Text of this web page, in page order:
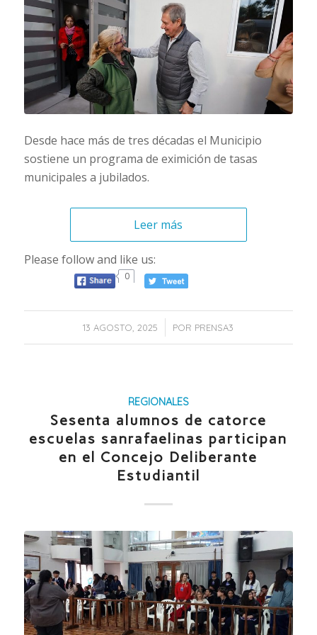
Desde hace más de tres décadas el Municipio
sostiene un programa de eximición de tasas
municipales a jubilados.
Leer más
Please follow and like us:
0
13 AGOSTO, 2025
/ POR PRENSA3
REGIONALES
Sesenta alumnos de catorce
escuelas sanrafaelinas participan
en el Concejo Deliberante
Estudiantil